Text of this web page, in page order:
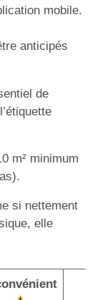
mobile.
anticipés
de
m² minimum
si nettement
elle